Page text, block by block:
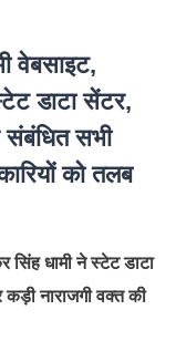
वेबसाइट,
डाटा सेंटर,
सभी
को तलब
सिंह धामी ने स्टेट डाटा
नाराजगी वक्त की